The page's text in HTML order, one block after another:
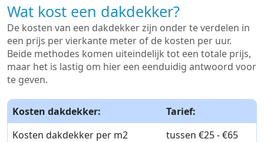
Wat kost een dakdekker?
De kosten van een dakdekker zijn onder te verdelen in
een prijs per vierkante meter of de kosten per uur.
Beide methodes komen uiteindelijk tot een totale prijs,
maar het is lastig om hier een eenduidig antwoord voor
te geven.
Kosten dakdekker:
Tarief:
Kosten dakdekker per m2
tussen €25 - €65